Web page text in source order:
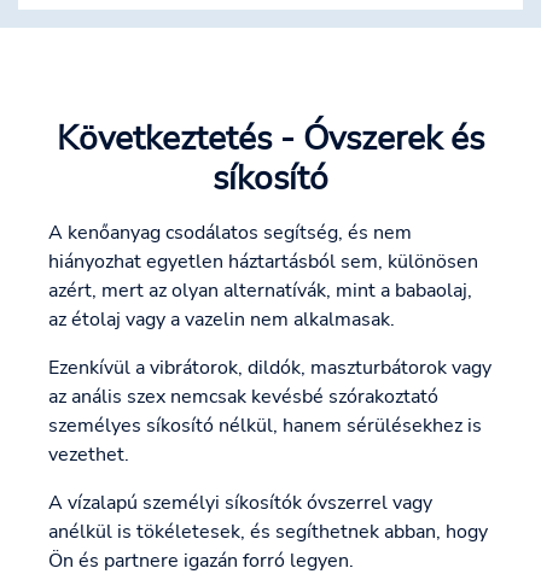
Következtetés - Óvszerek és
síkosító
A kenőanyag csodálatos segítség, és nem
hiányozhat egyetlen háztartásból sem, különösen
azért, mert az olyan alternatívák, mint a babaolaj,
az étolaj vagy a vazelin nem alkalmasak.
Ezenkívül a vibrátorok, dildók, maszturbátorok vagy
az anális szex nemcsak kevésbé szórakoztató
személyes síkosító nélkül, hanem sérülésekhez is
vezethet.
A vízalapú személyi síkosítók óvszerrel vagy
anélkül is tökéletesek, és segíthetnek abban, hogy
Ön és partnere igazán forró legyen.